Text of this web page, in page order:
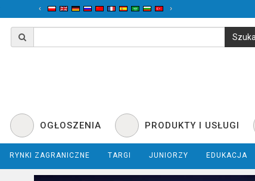
‹ ›
OGŁOSZENIA PRODUKTY I USŁUGI
RYNKI ZAGRANICZNE TARGI JUNIORZY EDUKACJA